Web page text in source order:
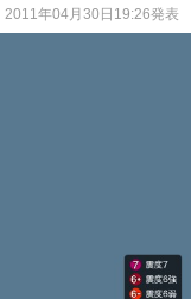
2011年04月30日19:26発表